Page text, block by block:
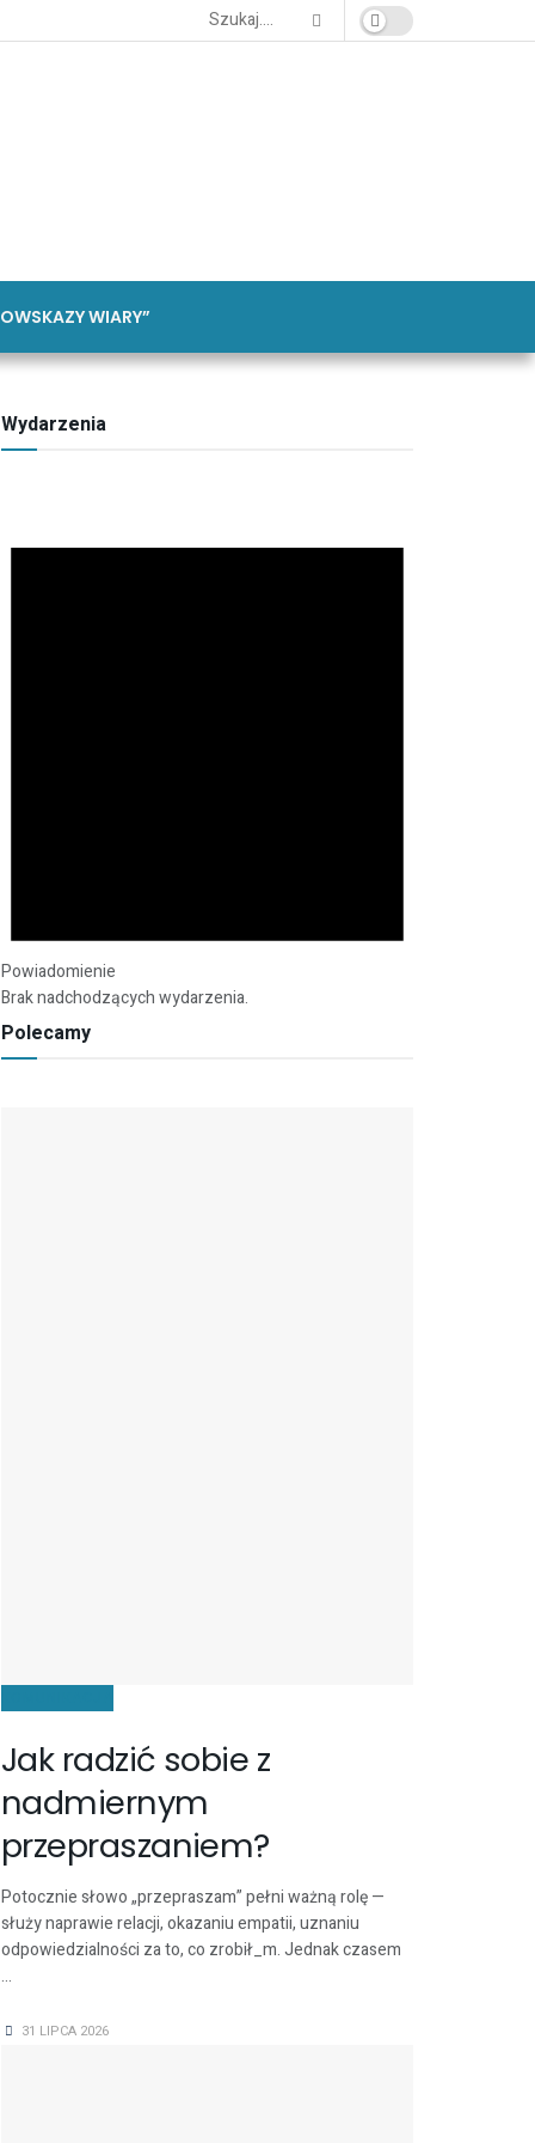
WIARY”
Wydarzenia
Powiadomienie
Brak nadchodzących wydarzenia.
Polecamy
Jak radzić sobie z
nadmiernym
przepraszaniem?
Potocznie słowo „przepraszam” pełni ważną rolę —
służy naprawie relacji, okazaniu empatii, uznaniu
odpowiedzialności za to, co zrobił_m. Jednak czasem
...
31 LIPCA 2026